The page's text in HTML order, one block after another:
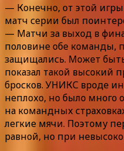
— Конечно, от этой
матч серии был
— Матчи за выход в
половине обе команды,
защищались. Может
показал такой высокий
бросков. УНИКС вроде
неплохо, но было много
на командных
легкие мячи. Поэтому
равной, но при